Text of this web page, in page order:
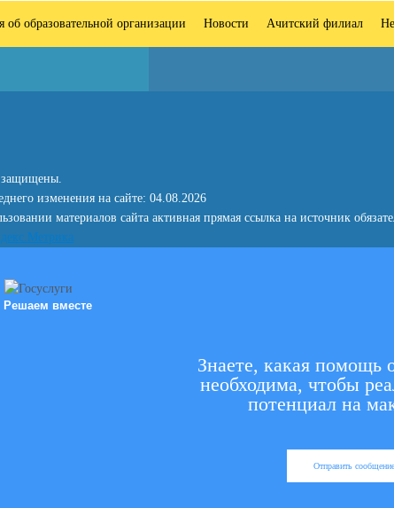
об образовательной организации Новости Ачитский филиал
защищены.
изменения на сайте: 04.08.2026
материалов сайта активная прямая ссылка на источник
Решаем вместе
Знаете, какая помощь
необходима, чтобы
потенциал на
Отправить сообщение